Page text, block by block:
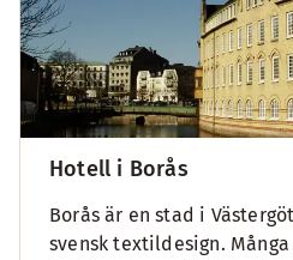
Hotell i Borås
Borås är en stad i
svensk textildesign.